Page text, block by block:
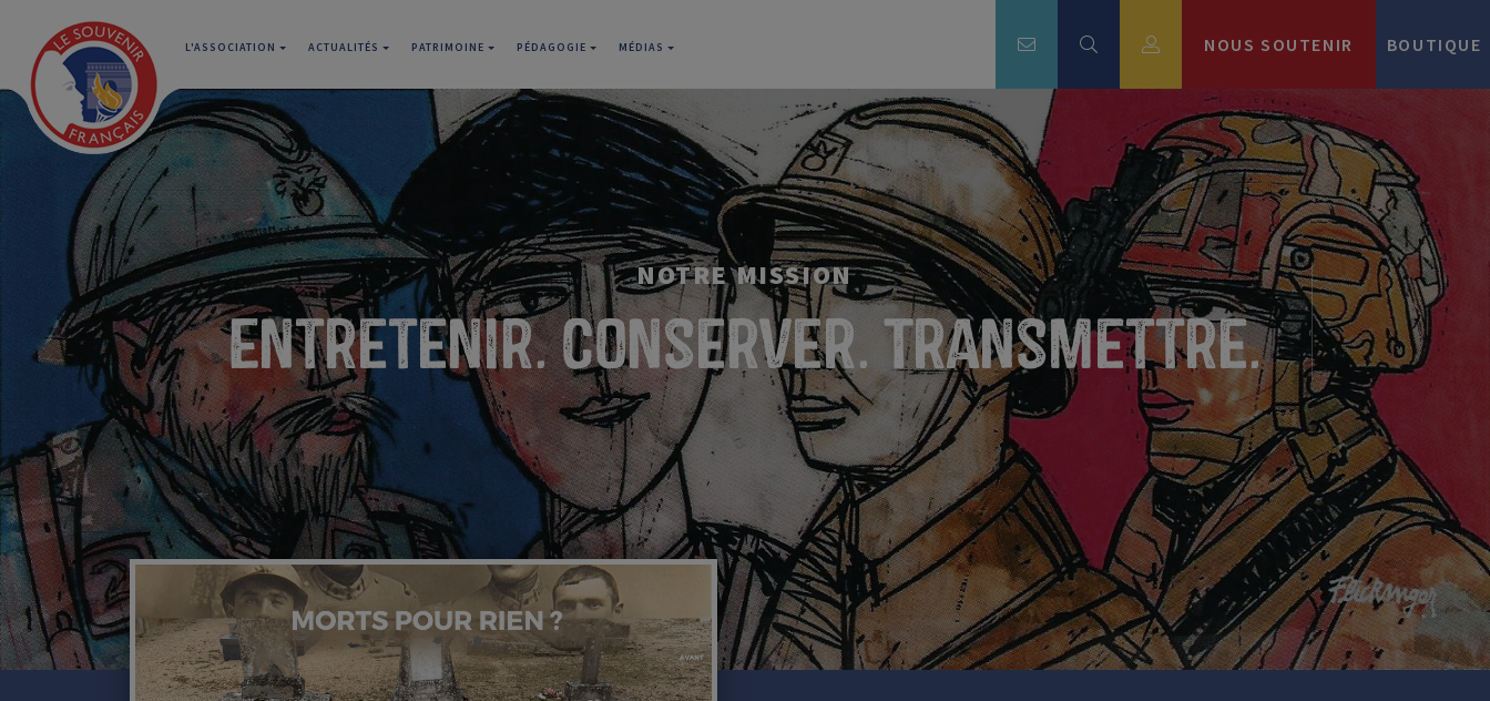
L'ASSOCIATION ACTUALITÉS PATRIMOINE PÉDAGOGIE MÉDIAS NOUS SOUTENIR BOUTIQUE
NOTRE MISSION
Entretenir. conserver. Transmettre.